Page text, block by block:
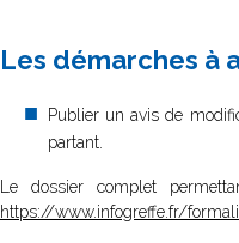
Les démarches à
Publier un avis de
partant.
Le dossier complet
https://www.infogreffe.fr/